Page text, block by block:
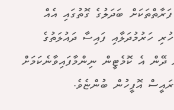
ބަދަލުގެ ގޮތުގައި އެއް
ހަރުމުދަލާއި ފައިސާ ދައުލަތުގެ
ދޭން އެ ކޮމެޓީން ނިންމާފައިވާނެކަމަށް
އޮފީހުން ބުންޏެވެ.